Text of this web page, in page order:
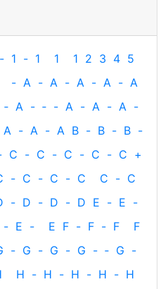
- 1 - 1 1 1 2 3 4 5
- A - A - A - A - A
‐ A - ‐ - A - A - A -
A - A - A B - B - B -
C - C - C - C - C +
- C - C - C C - C
- D - D - D E - E -
- E - E F - F - F
F
- G - G - G - ‐ G -
H - H - H - H - H